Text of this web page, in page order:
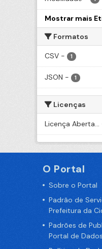
Mostrar mais
Formatos
CSV - 1
JSON - 1
Licenças
Licença Aberta...
O Portal
Sobre o Portal
Padrão de
Prefeitura da
Padrões de
Portal de